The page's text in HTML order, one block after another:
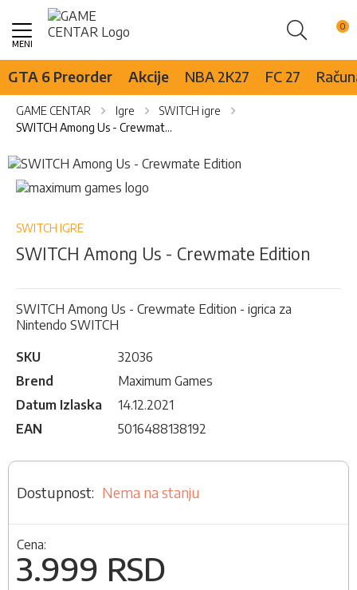
Pretraži
Skip
Content
GTA 6 Preorder Akcije NBA 2K27 FC 27
GAME CENTAR Igre
SWITCH igre
SWITCH Among Us - Crewmate Edition
Skip
to
the
of
images
Skip
to
beginning
the
gallery
SWITCH IGRE
SWITCH Among Us - Crewmate Edition
SWITCH Among Us - Crewmate Edition - igrica za
Nintendo SWITCH
SKU
32036
Brend
Maximum Games
Datum Izlaska
14.12.2021
EAN
5016488138192
Nema na stanju
Cena:
3.999 RSD